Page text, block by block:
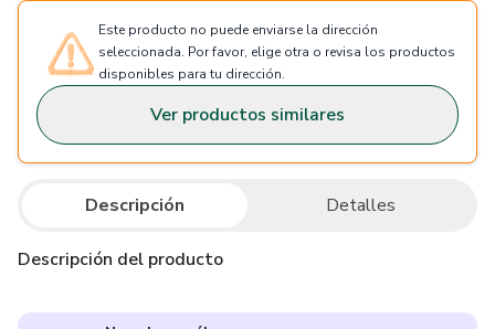
Este producto no puede enviarse la dirección
seleccionada. Por favor, elige otra o revisa los productos
disponibles para tu dirección.
Ver productos similares
Descripción Detalles
Descripción del producto